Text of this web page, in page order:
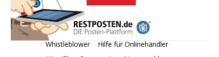
Whistleblower
Hilfe für Onlinehändler